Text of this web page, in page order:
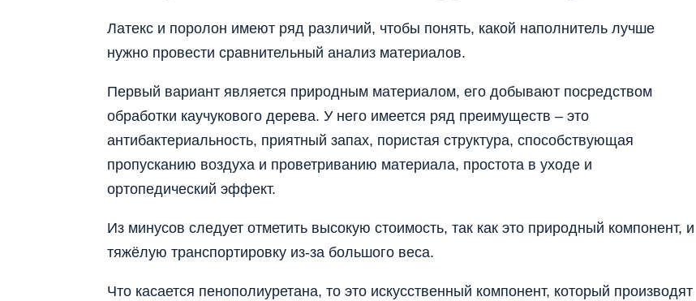
Латекс и поролон имеют ряд различий, чтобы понять, какой наполнитель лучше
нужно провести сравнительный анализ материалов.
Первый вариант является природным материалом, его добывают посредством
обработки каучукового дерева. У него имеется ряд преимуществ – это
антибактериальность, приятный запах, пористая структура, способствующая
пропусканию воздуха и проветриванию материала, простота в уходе и
ортопедический эффект.
Из минусов следует отметить высокую стоимость, так как это природный компонент, и
тяжёлую транспортировку из-за большого веса.
Что касается пенополиуретана, то это искусственный компонент, который производят